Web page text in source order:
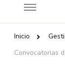
Inicio
Convocatorias